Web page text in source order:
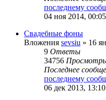
последнему
04 ноя 2014, 00:05
Свадебные фоны
Вложения sevsiu » 16
9 Ответы
34756
Последнее
последнему
06 дек 2013, 13:10